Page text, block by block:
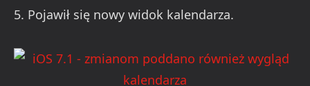
5. Pojawił się nowy widok kalendarza.